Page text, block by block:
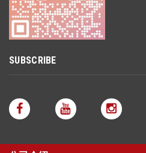
SUBSCRIBE